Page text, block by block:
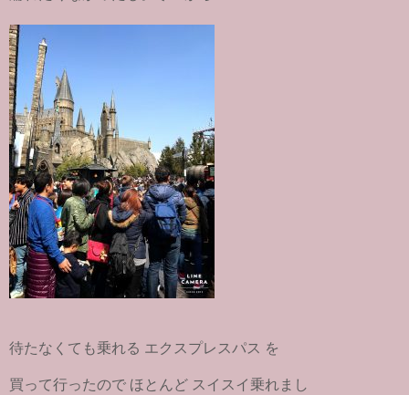
待たなくても乗れる エクスプレスパス を
買って行ったので ほとんど スイスイ乗れまし